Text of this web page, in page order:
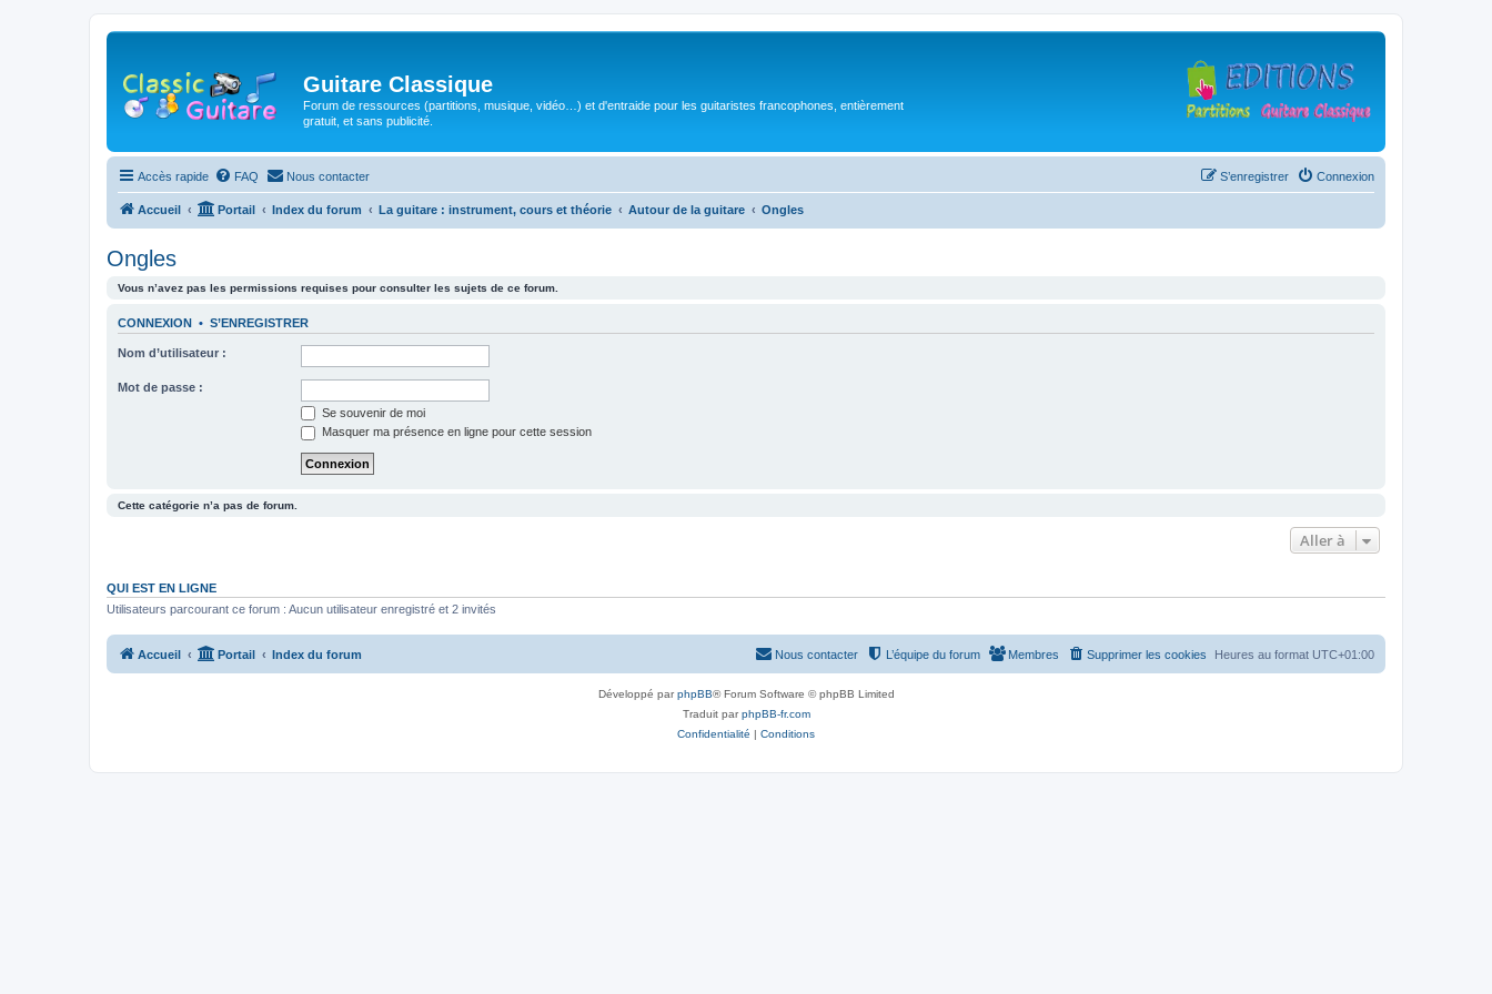
Guitare Classique
Forum de ressources (partitions, musique, vidéo…) et d'entraide pour les guitaristes francophones, entièrement
gratuit, et sans publicité.
Accès rapide FAQ Nous contacter Connexion
S’enregistrer
Accueil Portail Index du forum La guitare : instrument, cours et théorie Autour de la guitare Ongles
Ongles
Vous n’avez pas les permissions requises pour consulter les sujets de ce forum.
CONNEXION • S’ENREGISTRER
Nom d’utilisateur :
Mot de passe :
Se souvenir de moi
Masquer ma présence en ligne pour cette session
Cette catégorie n’a pas de forum.
Aller à
QUI EST EN LIGNE
Utilisateurs parcourant ce forum : Aucun utilisateur enregistré et 2 invités
Accueil Portail Index du forum Heures au format UTC+01:00
Supprimer les cookies
Membres
L’équipe du forum
Nous contacter
Développé parphpBB® Forum Software © phpBB Limited
Traduit parphpBB-fr.com
Confidentialité | Conditions